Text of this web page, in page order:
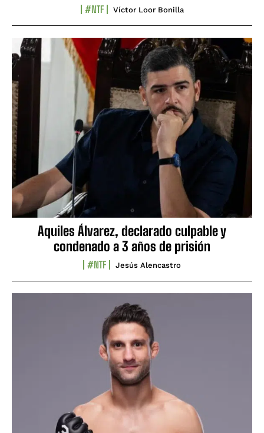
#NTF Víctor Loor Bonilla
Aquiles Álvarez, declarado culpable y
condenado a 3 años de prisión
#NTF Jesús Alencastro